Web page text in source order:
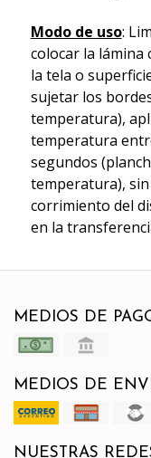
Modo de uso:
colocar la lámina
la tela o
sujetar los
temperatura),
temperatura
segundos
temperatura),
corrimiento del
en la
MEDIOS DE
MEDIOS DE
NUESTRAS